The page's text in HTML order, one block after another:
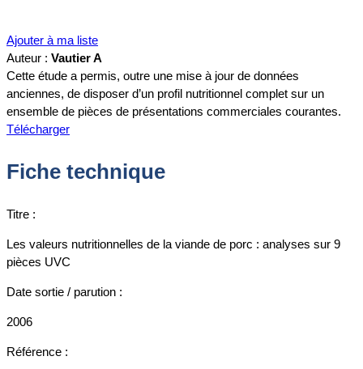
Ajouter à ma liste
Auteur : Vautier A
Cette étude a permis, outre une mise à jour de données
anciennes, de disposer d’un profil nutritionnel complet sur un
ensemble de pièces de présentations commerciales courantes.
Télécharger
Fiche technique
Titre :
Les valeurs nutritionnelles de la viande de porc : analyses sur 9
pièces UVC
Date sortie / parution :
2006
Référence :